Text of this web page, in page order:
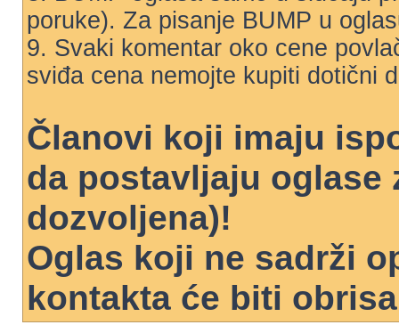
poruke). Za pisanje BUMP u
9. Svaki komentar oko cene
sviđa cena nemojte kupiti dotični
Članovi koji imaju
da postavljaju oglase
dozvoljena)!
Oglas koji ne sadrži
kontakta će biti